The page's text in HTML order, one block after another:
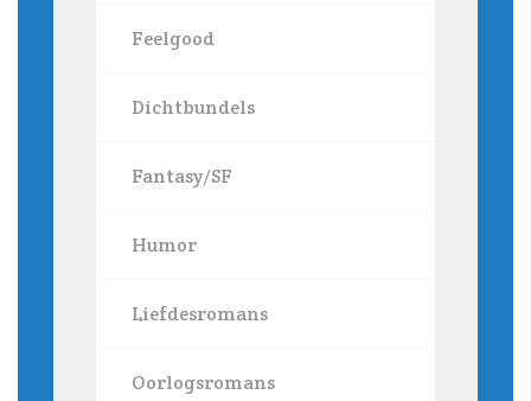
Feelgood
Dichtbundels
Fantasy/SF
Humor
Liefdesromans
Oorlogsromans